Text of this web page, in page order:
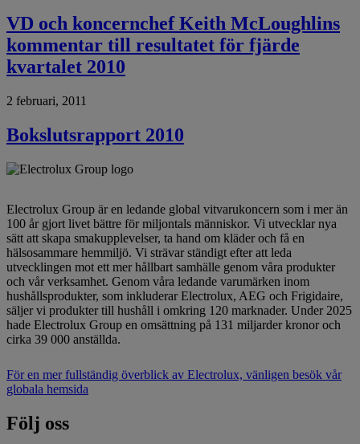
VD och koncernchef Keith McLoughlins
kommentar till resultatet för fjärde
kvartalet 2010
2 februari, 2011
Bokslutsrapport 2010
Electrolux Group är en ledande global vitvarukoncern som i mer än
100 år gjort livet bättre för miljontals människor. Vi utvecklar nya
sätt att skapa smakupplevelser, ta hand om kläder och få en
hälsosammare hemmiljö. Vi strävar ständigt efter att leda
utvecklingen mot ett mer hållbart samhälle genom våra produkter
och vår verksamhet. Genom våra ledande varumärken inom
hushållsprodukter, som inkluderar Electrolux, AEG och Frigidaire,
säljer vi produkter till hushåll i omkring 120 marknader. Under 2025
hade Electrolux Group en omsättning på 131 miljarder kronor och
cirka 39 000 anställda.
För en mer fullständig överblick av Electrolux, vänligen besök vår
globala hemsida
Följ oss